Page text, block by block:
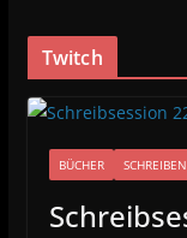
Twitch
BÜCHER SCHREIBEN